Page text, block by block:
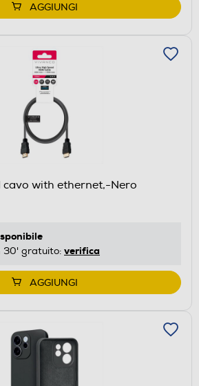
AGGIUNGI
cavo with ethernet,-Nero
30' gratuito: verifica
AGGIUNGI